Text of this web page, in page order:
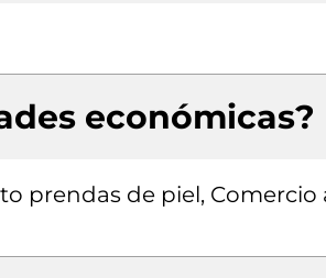
económicas?
prendas de piel,